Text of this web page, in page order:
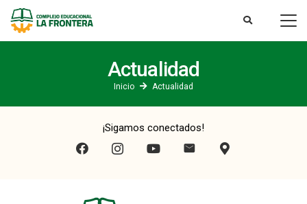
Actualidad
Inicio Actualidad
¡Sigamos conectados!